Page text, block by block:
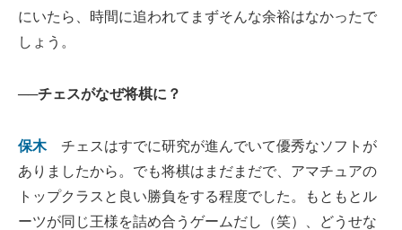
にいたら、時間に追われてまずそんな余裕はなかったで
しょう。
──チェスがなぜ将棋に？
保木チェスはすでに研究が進んでいて優秀なソフトが
ありましたから。でも将棋はまだまだで、アマチュアの
トップクラスと良い勝負をする程度でした。もともとル
ーツが同じ王様を詰め合うゲームだし（笑）、どうせな